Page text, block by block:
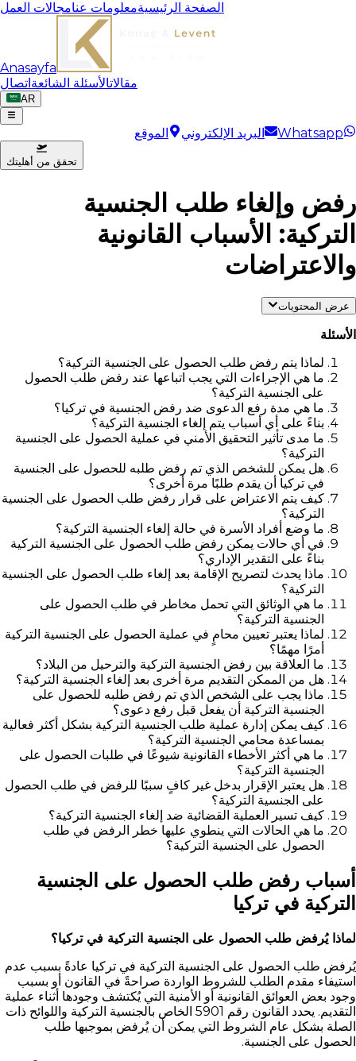
الصفحة الرئيسيةمعلومات عنامجالات العمل
Anasayfa
مقالاتالأسئلة الشائعةاتصال
AR
Whatsapp البريد الإلكتروني الموقع
تحقق من أهليتك
رفض وإلغاء طلب الجنسية
التركية: الأسباب القانونية
والاعتراضات
عرض المحتويات
الأسئلة
لماذا يتم رفض طلب الحصول على الجنسية التركية؟
ما هي الإجراءات التي يجب اتباعها عند رفض طلب الحصول
على الجنسية التركية؟
ما هي مدة رفع الدعوى ضد رفض الجنسية في تركيا؟
بناءً على أي أسباب يتم إلغاء الجنسية التركية؟
ما مدى تأثير التحقيق الأمني في عملية الحصول على الجنسية
التركية؟
هل يمكن للشخص الذي تم رفض طلبه للحصول على الجنسية
في تركيا أن يقدم طلبًا مرة أخرى؟
كيف يتم الاعتراض على قرار رفض طلب الحصول على الجنسية
التركية؟
ما وضع أفراد الأسرة في حالة إلغاء الجنسية التركية؟
في أي حالات يمكن رفض طلب الحصول على الجنسية التركية
بناءً على التقدير الإداري؟
ماذا يحدث لتصريح الإقامة بعد إلغاء طلب الحصول على الجنسية
التركية؟
ما هي الوثائق التي تحمل مخاطر في طلب الحصول على
الجنسية التركية؟
لماذا يعتبر تعيين محامٍ في عملية الحصول على الجنسية التركية
أمرًا مهمًا؟
ما العلاقة بين رفض الجنسية التركية والترحيل من البلاد؟
هل من الممكن التقديم مرة أخرى بعد إلغاء الجنسية التركية؟
ماذا يجب على الشخص الذي تم رفض طلبه للحصول على
الجنسية التركية أن يفعل قبل رفع دعوى؟
كيف يمكن إدارة عملية طلب الجنسية التركية بشكل أكثر فعالية
بمساعدة محامي الجنسية التركية؟
ما هي أكثر الأخطاء القانونية شيوعًا في طلبات الحصول على
الجنسية التركية؟
هل يعتبر الإقرار بدخل غير كافٍ سببًا للرفض في طلب الحصول
على الجنسية التركية؟
كيف تسير العملية القضائية ضد إلغاء الجنسية التركية؟
ما هي الحالات التي ينطوي عليها خطر الرفض في طلب
الحصول على الجنسية التركية؟
أسباب رفض طلب الحصول على الجنسية
التركية في تركيا
لماذا يُرفض طلب الحصول على الجنسية التركية في تركيا؟
يُرفض طلب الحصول على الجنسية التركية في تركيا عادةً بسبب عدم
استيفاء مقدم الطلب للشروط الواردة صراحةً في القانون أو بسبب
وجود بعض العوائق القانونية أو الأمنية التي يُكتشف وجودها أثناء عملية
التقديم. يحدد القانون رقم 5901 الخاص بالجنسية التركية واللوائح ذات
الصلة بشكل عام الشروط التي يمكن أن يُرفض بموجبها طلب
الحصول على الجنسية.